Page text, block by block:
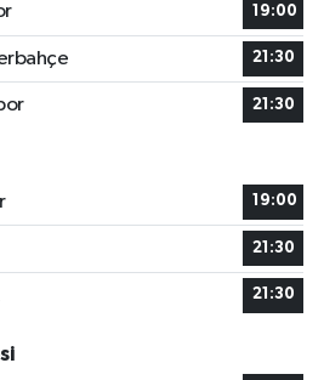
19:00
21:30
21:30
19:00
21:30
21:30